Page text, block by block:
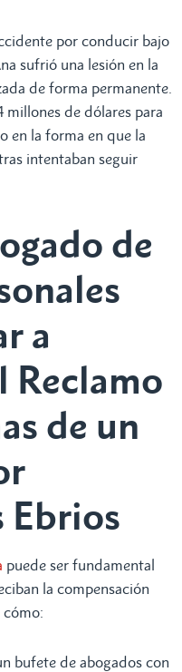
por conducir bajo
sufrió una lesión en la
de forma permanente.
millones de dólares para
en la forma en que la
intentaban seguir
de
a
de un
Ebrios
puede ser fundamental
la compensación
bufete de abogados con